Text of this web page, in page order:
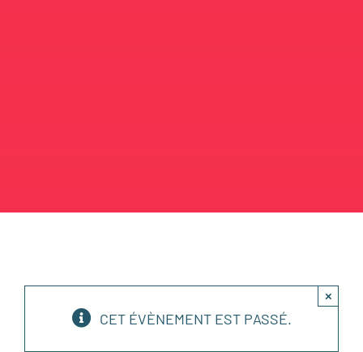
CET ÉVÈNEMENT EST PASSÉ.
×